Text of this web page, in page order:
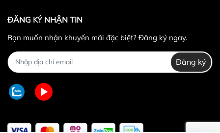
ĐĂNG KÝ NHẬN TIN
Bạn muốn nhận khuyến mãi đặc biệt? Đăng ký ngay.
Đăng ký